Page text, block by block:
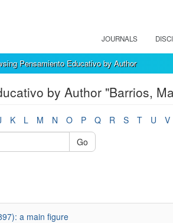
JOURNALS
Pensamiento Educativo by Author
by Author "Barrios,
K L M N O P Q R S T U V
Go
a main figure